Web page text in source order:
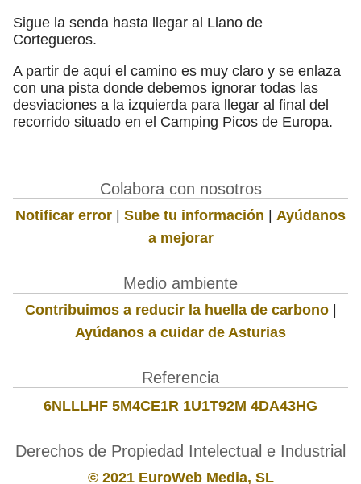
Sigue la senda hasta llegar al Llano de
Cortegueros.
A partir de aquí el camino es muy claro y se enlaza
con una pista donde debemos ignorar todas las
desviaciones a la izquierda para llegar al final del
recorrido situado en el Camping Picos de Europa.
Colabora con nosotros
Notificar error | Sube tu información | Ayúdanos
a mejorar
Medio ambiente
Contribuimos a reducir la huella de carbono|
Ayúdanos a cuidar de Asturias
Referencia
6NLLLHF 5M4CE1R 1U1T92M 4DA43HG
Derechos de Propiedad Intelectual e Industrial
© 2021 EuroWeb Media, SL